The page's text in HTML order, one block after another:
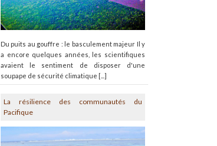
Du puits au gouffre : le basculement majeur Il y
a encore quelques années, les scientifiques
avaient le sentiment de disposer d'une
soupape de sécurité climatique [...]
La résilience des communautés du
Pacifique